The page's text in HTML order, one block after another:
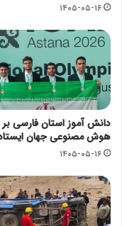
۱۴۰۵-۰۵-۱۶
دانش آموز استان فارسی بر
هوش مصنوعی جهان
۱۴۰۵-۰۵-۱۶